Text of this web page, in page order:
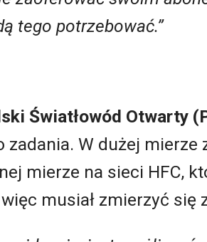
tego potrzebować.”
Światłowód Otwarty
zadania. W dużej
mierze na sieci HFC,
musiał zmierzyć się